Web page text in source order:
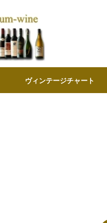
ヴィンテージチャート